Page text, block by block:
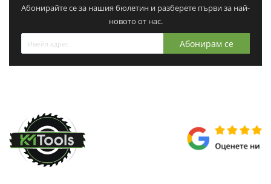
Абонирайте се за нашия бюлетин и разберете първи за най-
новото от нас.
Абонирам се